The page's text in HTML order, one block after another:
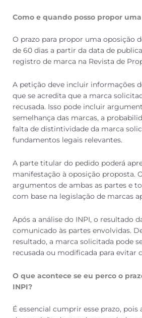
Como e quando posso propor
O prazo para propor uma oposição
de 60 dias a partir da data de
registro de marca na Revista de
A petição deve incluir informações
que se acredita que a marca
recusada. Isso pode incluir
semelhança das marcas, a
falta de distintividade da marca
fundamentos legais relevantes.
A parte titular do pedido poderá
manifestação à oposição proposta.
argumentos de ambas as partes e
com base na legislação de marcas
Após a análise do INPI, o resultado
comunicado às partes envolvidas.
resultado, a marca solicitada pode
recusada ou modificada para evitar
O que acontece se eu perco o
INPI?
É essencial cumprir esse prazo, pois